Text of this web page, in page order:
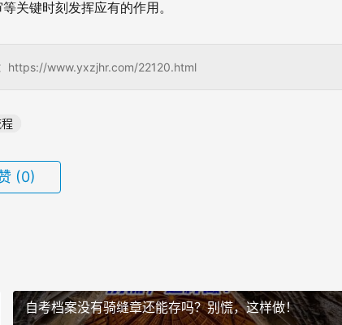
关键时刻发挥应有的作用。
https://www.yxzjhr.com/22120.html
(0)
自考档案没有骑缝章还能存吗？别慌，这样做！